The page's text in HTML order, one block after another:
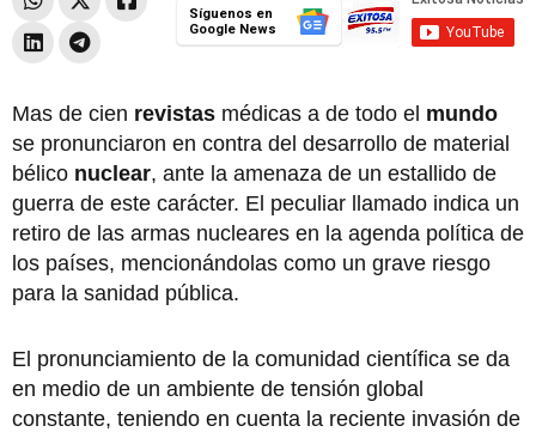
Síguenos en
Google News
Mas de cien revistas médicas a de todo el mundo
se pronunciaron en contra del desarrollo de material
bélico nuclear, ante la amenaza de un estallido de
guerra de este carácter. El peculiar llamado indica un
retiro de las armas nucleares en la agenda política de
los países, mencionándolas como un grave riesgo
para la sanidad pública.
El pronunciamiento de la comunidad científica se da
en medio de un ambiente de tensión global
constante, teniendo en cuenta la reciente invasión de